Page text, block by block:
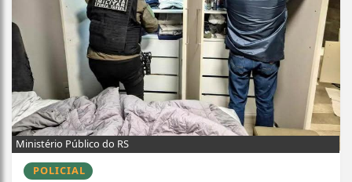
Ministério Público do RS
POLICIAL